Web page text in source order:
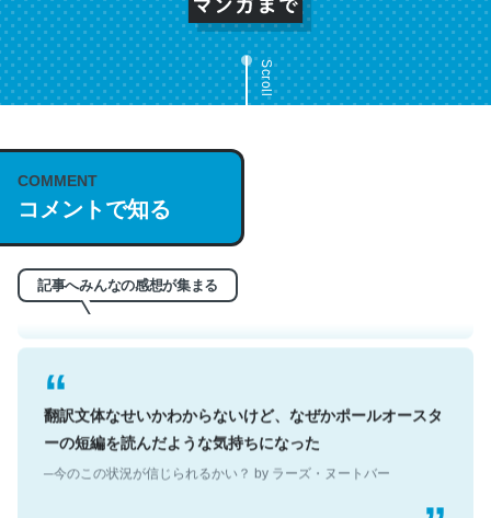
Scroll
COMMENT
コメントで知る
記事へみんなの感想が集まる
これは名文。彼はとてもクレバーなんだろうなと凄く思
う。英語少しでも読める人は原文もお勧め。自分はこの流
れ好き。Let’s Fucking Go. Then Covid hit. Shit.
翻訳文体なせいかわからないけど、なぜかポールオースタ
ーの短編を読んだような気持ちになった